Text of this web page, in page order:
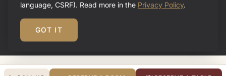
reserved.
Concept, design & technical implementation:
language, CSRF). Read more in the Privacy Policy.
GOT IT